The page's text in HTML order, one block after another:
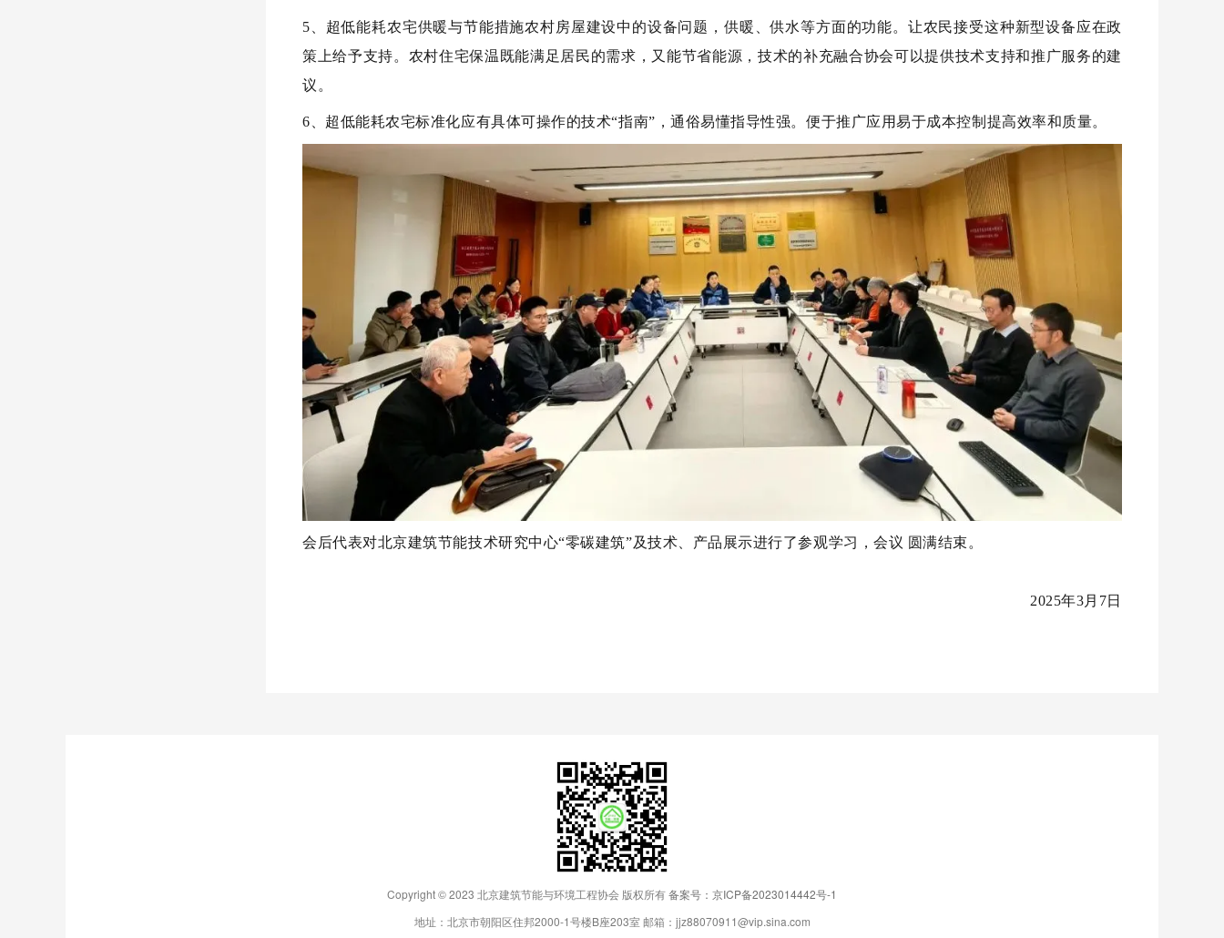
5、超低能耗农宅供暖与节能措施农村房屋建设中的设备问题，供暖、供水等方面的功能。让农民接受这种新型设备应在政
策上给予支持。农村住宅保温既能满足居民的需求，又能节省能源，技术的补充融合协会可以提供技术支持和推广服务的建
议。
6、超低能耗农宅标准化应有具体可操作的技术“指南”，通俗易懂指导性强。便于推广应用易于成本控制提高效率和质量。
会后代表对北京建筑节能技术研究中心“零碳建筑”及技术、产品展示进行了参观学习，会议 圆满结束。
2025年3月7日
Copyright © 2023 北京建筑节能与环境工程协会 版权所有备案号：京ICP备2023014442号-1
地址：北京市朝阳区住邦2000-1号楼B座203室 邮箱：jjz88070911@vip.sina.com